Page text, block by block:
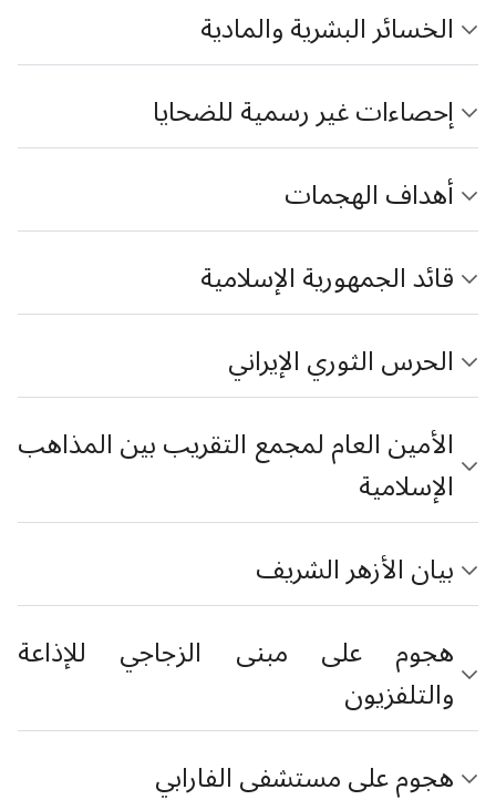
الخسائر البشرية والمادية
إحصاءات غير رسمية للضحايا
أهداف الهجمات
قائد الجمهورية الإسلامية
الحرس الثوري الإيراني
الأمين العام لمجمع التقريب بين المذاهب
الإسلامية
بيان الأزهر الشريف
هجوم على مبنى الزجاجي للإذاعة
والتلفزيون
هجوم على مستشفى الفارابي